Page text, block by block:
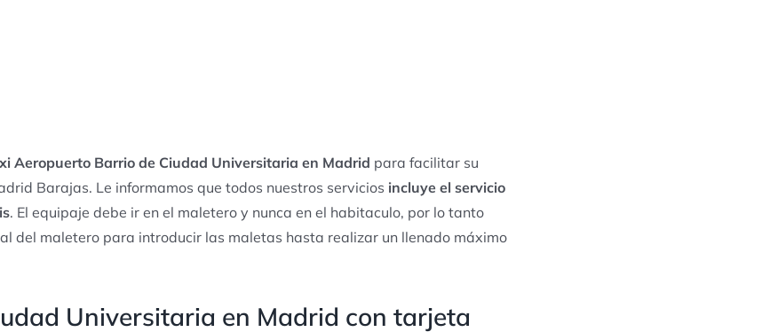
Aeropuerto Barrio de Ciudad Universitaria en Madrid para facilitar su
Barajas. Le informamos que todos nuestros servicios incluye el servicio
. El equipaje debe ir en el maletero y nunca en el habitaculo, por lo tanto
del maletero para introducir las maletas hasta realizar un llenado máximo
Universitaria en Madrid con tarjeta